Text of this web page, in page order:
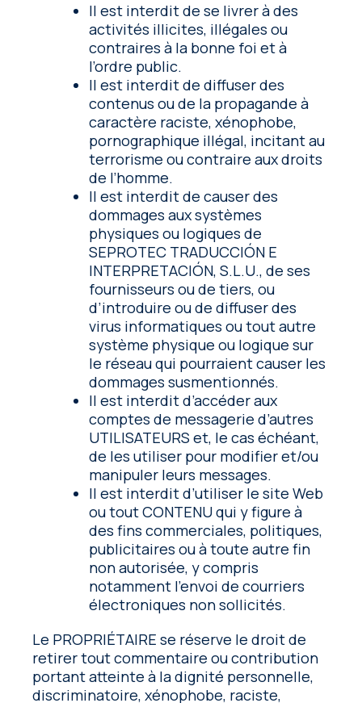
Il est interdit de se livrer à des
activités illicites, illégales ou
contraires à la bonne foi et à
l’ordre public.
Il est interdit de diffuser des
contenus ou de la propagande à
caractère raciste, xénophobe,
pornographique illégal, incitant au
terrorisme ou contraire aux droits
de l’homme.
Il est interdit de causer des
dommages aux systèmes
physiques ou logiques de
SEPROTEC TRADUCCIÓN E
INTERPRETACIÓN, S.L.U., de ses
fournisseurs ou de tiers, ou
d’introduire ou de diffuser des
virus informatiques ou tout autre
système physique ou logique sur
le réseau qui pourraient causer les
dommages susmentionnés.
Il est interdit d’accéder aux
comptes de messagerie d’autres
UTILISATEURS et, le cas échéant,
de les utiliser pour modifier et/ou
manipuler leurs messages.
Il est interdit d’utiliser le site Web
ou tout CONTENU qui y figure à
des fins commerciales, politiques,
publicitaires ou à toute autre fin
non autorisée, y compris
notamment l’envoi de courriers
électroniques non sollicités.
Le PROPRIÉTAIRE se réserve le droit de
retirer tout commentaire ou contribution
portant atteinte à la dignité personnelle,
discriminatoire, xénophobe, raciste,